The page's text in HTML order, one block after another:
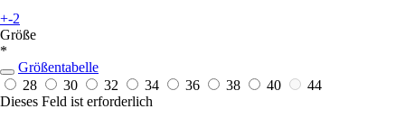
+-2
Größe
*
Größentabelle
28
30 32 34 36 38 40
44
Dieses Feld ist erforderlich